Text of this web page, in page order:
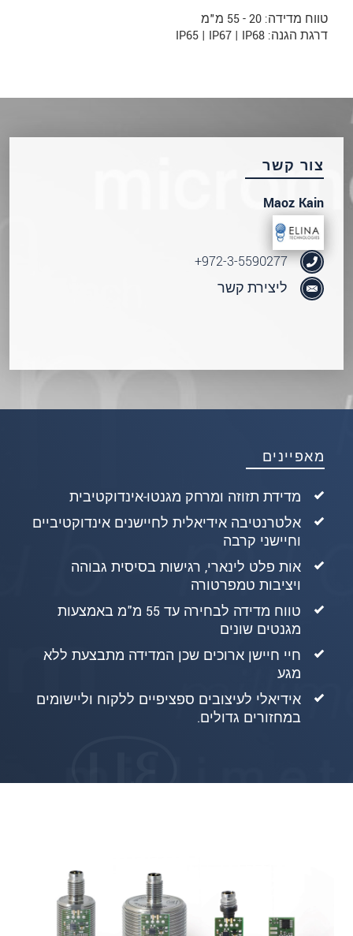
טווח מדידה: 20 - 55 מ"מ
דרגת הגנה: IP65 | IP67 | IP68
מאפיינים
מדידת תזוזה ומרחק מגנטו-אינדוקטיבית
אלטרנטיבה אידיאלית לחיישנים אינדוקטיביים
וחיישני קרבה
אות פלט לינארי, רגישות בסיסית גבוהה
ויציבות טמפרטורה
טווח מדידה לבחירה עד 55 מ"מ באמצעות
מגנטים שונים
חיי חיישן ארוכים שכן המדידה מתבצעת ללא
מגע
אידיאלי לעיצובים ספציפיים ללקוח וליישומים
במחזורים גדולים.
צור קשר
Maoz Kain
972-3-5590277+
ליצירת קשר